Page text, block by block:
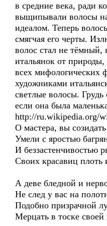
в средние века, ради
выщипывали волосы
идеалом. Теперь
смягчая его черты.
волос стал не тёмный,
итальянок от
всех мифологических
художниками
светлые волосы. Грудь
если она была
http://ru.wikipedia.org/
О мастера, вы созидать
Умели с яростью
И беззастенчивостью
Своих красавиц плоть
А деве бледной и
Не след у вас на
Подобно призрачной
Мерцать в тоске своей